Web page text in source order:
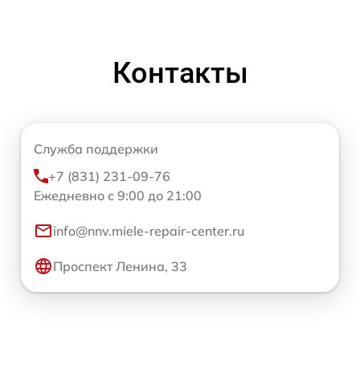
Контакты
Служба поддержки
+7 (831) 231-09-76
Ежедневно с 9:00 до 21:00
info@nnv.miele-repair-center.ru
Проспект Ленина, 33